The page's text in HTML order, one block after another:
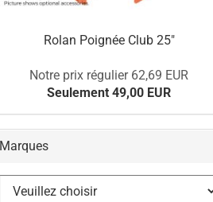
Rolan Poignée Club 25"
Notre prix régulier 62,69 EUR
Seulement 49,00 EUR
Marques